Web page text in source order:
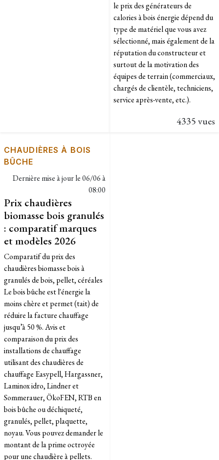
le prix des générateurs de
calories à bois énergie dépend du
type de matériel que vous avez
sélectionné, mais également de la
réputation du constructeur et
surtout de la motivation des
équipes de terrain (commerciaux,
chargés de clientèle, techniciens,
service après-vente, etc.).
4335 vues
CHAUDIÈRES À BOIS
BÛCHE
Dernière mise à jour le06/06 à
08:00
Prix chaudières
biomasse bois granulés
: comparatif marques
et modèles 2026
Comparatif du prix des
chaudières biomasse bois à
granulés de bois, pellet, céréales
Le bois bûche est l'énergie la
moins chère et permet (tait) de
réduire la facture chauffage
jusqu’à 50 %. Avis et
comparaison du prix des
installations de chauffage
utilisant des chaudières de
chauffage Easypell, Hargassner,
Laminox idro, Lindner et
Sommerauer, ÖkoFEN, RTB en
bois bûche ou déchiqueté,
granulés, pellet, plaquette,
noyau. Vous pouvez demander le
montant de la prime octroyée
pour une chaudière à pellets.